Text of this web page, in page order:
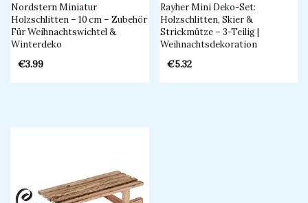
Nordstern Miniatur
Holzschlitten – 10 Cm – Zubehör
Für Weihnachtswichtel &
Winterdeko​
€3.99
Rayher Mini Deko-Set:
Holzschlitten, Skier &
Strickmütze – 3-Teilig​ |
Weihnachtsdekoration
€5.32